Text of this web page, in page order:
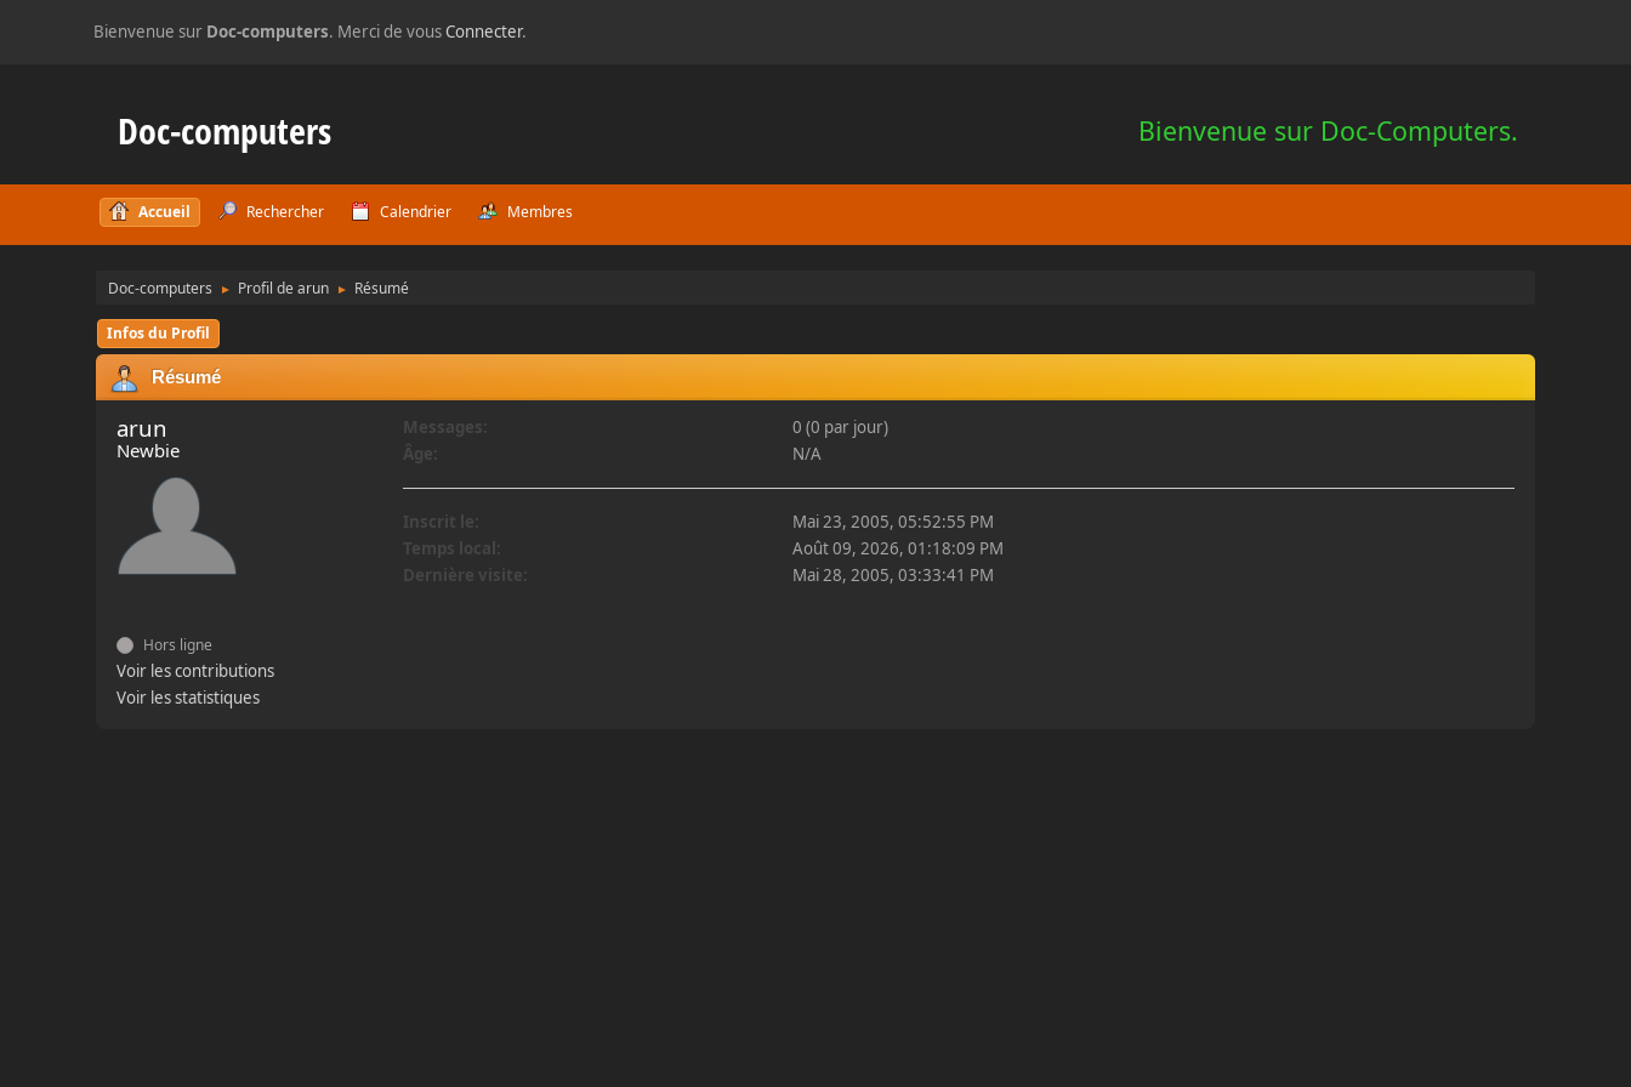
Bienvenue sur Doc-computers. Merci de vousConnecter.
Bienvenue sur Doc-Computers.
Doc-computers
Accueil Rechercher Calendrier Membres
Doc-computers ► Profil de arun ► Résumé
Infos du Profil
Résumé
arun
Newbie
Hors ligne
Voir les contributions
Voir les statistiques
Messages:
0 (0 par jour)
Âge:
N/A
Inscrit le:
Mai 23, 2005, 05:52:55 PM
Temps local:
Août 09, 2026, 01:18:09 PM
Dernière visite:
Mai 28, 2005, 03:33:41 PM